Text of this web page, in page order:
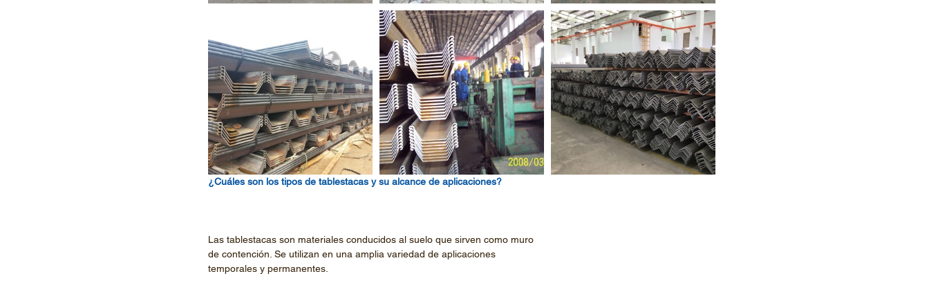
¿Cuáles son los tipos de tablestacas y su alcance de aplicaciones?
Las tablestacas son materiales conducidos al suelo que sirven como muro
de contención. Se utilizan en una amplia variedad de aplicaciones
temporales y permanentes.